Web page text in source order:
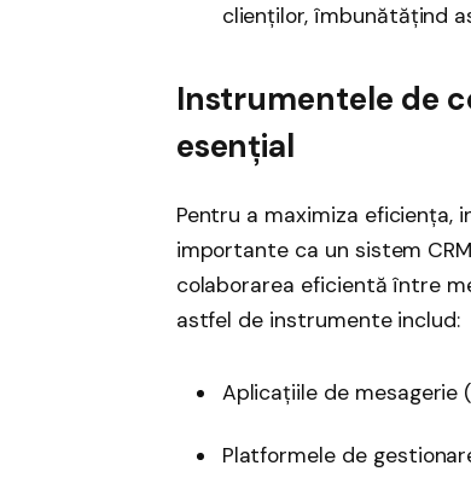
clienților, îmbunătățind
Instrumentele de
esențial
Pentru a maximiza eficiența,
importante ca un sistem
colaborarea eficientă între
astfel de instrumente includ:
Aplicațiile de mesagerie
Platformele de